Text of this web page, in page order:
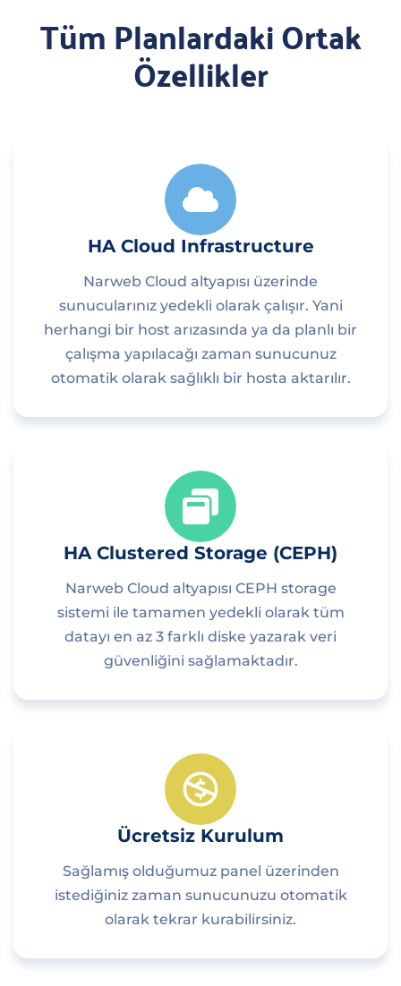
Tüm Planlardaki Ortak
Özellikler
HA Cloud Infrastructure
Narweb Cloud altyapısı üzerinde
sunucularınız yedekli olarak çalışır. Yani
herhangi bir host arızasında ya da planlı bir
çalışma yapılacağı zaman sunucunuz
otomatik olarak sağlıklı bir hosta aktarılır.
HA Clustered Storage (CEPH)
Narweb Cloud altyapısı CEPH storage
sistemi ile tamamen yedekli olarak tüm
datayı en az 3 farklı diske yazarak veri
güvenliğini sağlamaktadır.
Ücretsiz Kurulum
Sağlamış olduğumuz panel üzerinden
istediğiniz zaman sunucunuzu otomatik
olarak tekrar kurabilirsiniz.